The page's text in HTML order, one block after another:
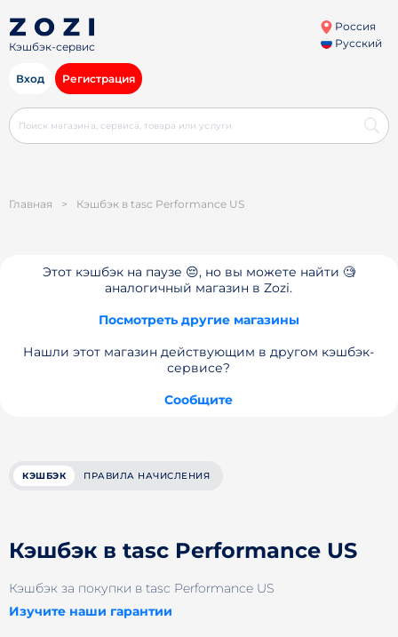
Кэшбэк-сервис
Россия
Русский
Вход Регистрация
Главная > Кэшбэк в tasc Performance US
Этот кэшбэк на паузе 😔, но вы можете найти 🧐
аналогичный магазин в Zozi.
Посмотреть другие магазины
Нашли этот магазин действующим в другом кэшбэк-
сервисе?
Сообщите
КЭШБЭК ПРАВИЛА НАЧИСЛЕНИЯ
Кэшбэк в tasc Performance US
Кэшбэк за покупки в tasc Performance US
Изучите наши гарантии